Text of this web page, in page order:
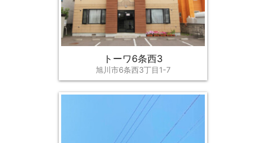
トーワ6条西3
旭川市6条西3丁目1-7